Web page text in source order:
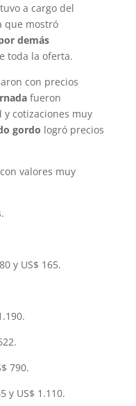
a cargo del
que mostró
demás
toda la oferta.
con precios
fueron
y cotizaciones muy
gordo logró precios
valores muy
y US$ 165.
790.
y US$ 1.110.